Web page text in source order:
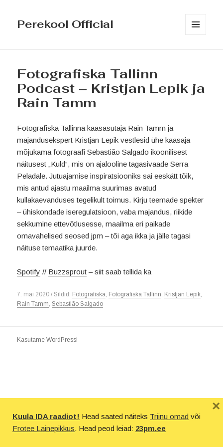
Perekool Official
Fotografiska Tallinn
Podcast – Kristjan Lepik ja
Rain Tamm
Fotografiska Tallinna kaasasutaja Rain Tamm ja
majandusekspert Kristjan Lepik vestlesid ühe kaasaja
mõjukama fotograafi Sebastião Salgado ikoonilisest
näitusest „Kuld“, mis on ajalooline tagasivaade Serra
Peladale. Jutuajamise inspiratsiooniks sai eeskätt tõik,
mis antud ajastu maailma suurimas avatud
kullakaevanduses tegelikult toimus. Kirju teemade spekter
– ühiskondade iseregulatsioon, vaba majandus, riikide
sekkumine ettevõtlusesse, maailma eri paikade
omavahelised seosed jpm – tõi aga ikka ja jälle tagasi
näituse temaatika juurde.
Spotify // Buzzsprout – siit saab tellida ka
7. mai 2020 / Sildid: Fotografiska, Fotografiska Tallinn, Kristjan Lepik,
Rain Tamm,Sebastião Salgado
Kasutame WordPressi
Kuula IDA raadiot! Head saated näiteks Triinu omad või
Frotee Lainepikkus. Head peod leiad: 23pm.ee
×